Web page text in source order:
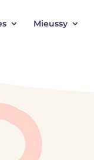
Mieussy